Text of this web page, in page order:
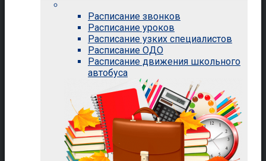
Расписание звонков
Расписание уроков
Расписание узких специалистов
Расписание ОДО
Расписание движения школьного
автобуса